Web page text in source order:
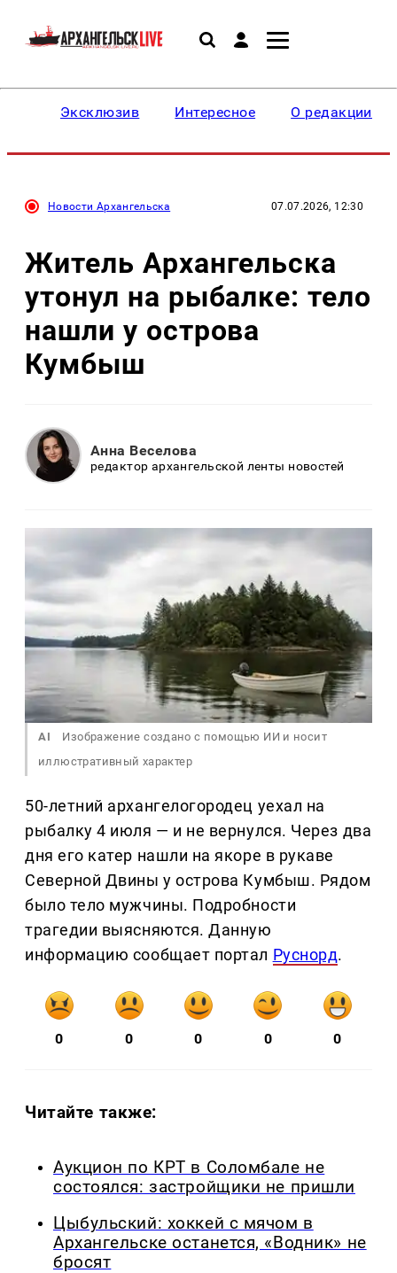
Эксклюзив Интересное О редакции
Новости Архангельска 07.07.2026, 12:30
Житель Архангельска
утонул на рыбалке: тело
нашли у острова
Кумбыш
Анна Веселова
редактор архангельской ленты новостей
AI
Изображение создано с помощью ИИ и носит
иллюстративный характер
50-летний архангелогородец уехал на
рыбалку 4 июля — и не вернулся. Через два
дня его катер нашли на якоре в рукаве
Северной Двины у острова Кумбыш. Рядом
было тело мужчины. Подробности
трагедии выясняются. Данную
информацию сообщает портал Руснорд.
0 0 0 0 0
Читайте также:
Аукцион по КРТ в Соломбале не
состоялся: застройщики не пришли
Цыбульский: хоккей с мячом в
Архангельске останется, «Водник» не
бросят